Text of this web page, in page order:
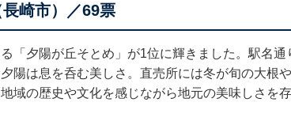
崎市）／69票
「夕陽が丘そとめ」が1位に輝きました。駅名通
陽は息を呑む美しさ。直売所には冬が旬の大根
域の歴史や文化を感じながら地元の美味しさを